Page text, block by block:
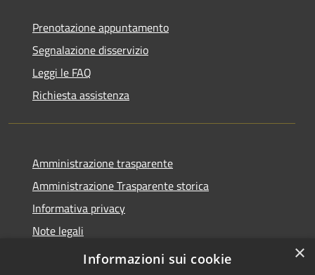
Prenotazione appuntamento
Segnalazione disservizio
Leggi le FAQ
Richiesta assistenza
Amministrazione trasparente
Amministrazione Trasparente storica
Informativa privacy
Note legali
Dichiarazione di accessibilità
×
Informazioni sui cookie